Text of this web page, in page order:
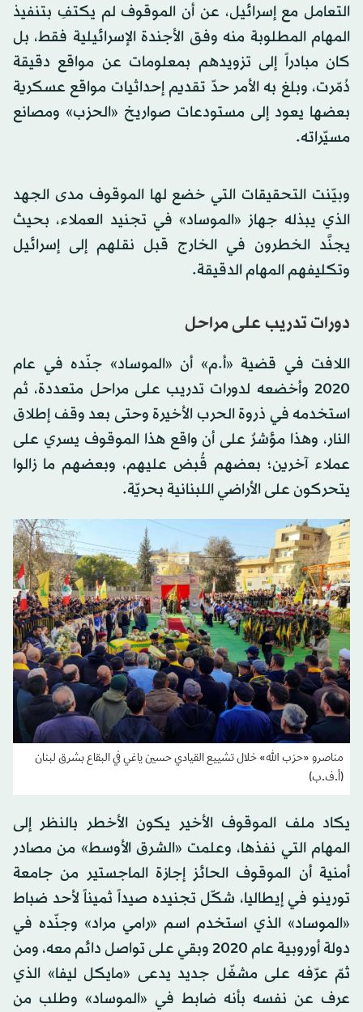
التعامل مع إسرائيل، عن أن الموقوف لم يكتفِ بتنفيذ
المهام المطلوبة منه وفق الأجندة الإسرائيلية فقط، بل
كان مبادراً إلى تزويدهم بمعلومات عن مواقع دقيقة
دُمّرت، وبلغ به الأمر حدّ تقديم إحداثيات مواقع عسكرية
بعضها يعود إلى مستودعات صواريخ «الحزب» ومصانع
مسيّراته.
وبيّنت التحقيقات التي خضع لها الموقوف مدى الجهد
الذي يبذله جهاز «الموساد» في تجنيد العملاء، بحيث
يجنَّد الخطرون في الخارج قبل نقلهم إلى إسرائيل
وتكليفهم المهام الدقيقة.
دورات تدريب على مراحل
اللافت في قضية «أ.م» أن «الموساد» جنّده في عام
2020 وأخضعه لدورات تدريب على مراحل متعددة، ثم
استخدمه في ذروة الحرب الأخيرة وحتى بعد وقف إطلاق
النار، وهذا مؤشرٌ على أن واقع هذا الموقوف يسري على
عملاء آخرين؛ بعضهم قُبض عليهم، وبعضهم ما زالوا
يتحركون على الأراضي اللبنانية بحريّة.
مناصرو «حزب الله» خلال تشييع القيادي حسين ياغي في البقاع بشرق لبنان
(أ.ف.ب)
يكاد ملف الموقوف الأخير يكون الأخطر بالنظر إلى
المهام التي نفذها، وعلمت «الشرق الأوسط» من مصادر
أمنية أن الموقوف الحائز إجازة الماجستير من جامعة
تورينو في إيطاليا، شكّل تجنيده صيداً ثميناً لأحد ضباط
«الموساد» الذي استخدم اسم «رامي مراد» وجنّده في
دولة أوروبية عام 2020 وبقي على تواصل دائم معه، ومن
ثمّ عرّفه على مشغّل جديد يدعى «مايكل ليفا» الذي
عرف عن نفسه بأنه ضابط في «الموساد» وطلب من